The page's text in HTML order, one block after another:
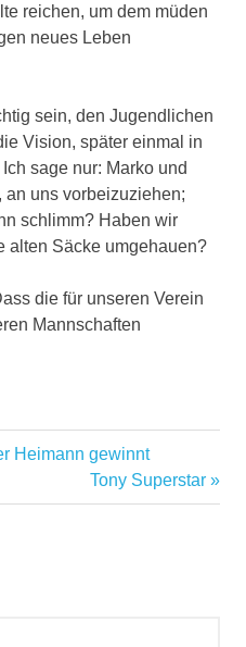
reichen, um dem müden
neues Leben
sein, den Jugendlichen
Vision, später einmal in
sage nur: Marko und
an uns vorbeizuziehen;
schlimm? Haben wir
alten Säcke umgehauen?
die für unseren Verein
Mannschaften
Heimann gewinnt
Nächster
Beitrag:
Tony Superstar